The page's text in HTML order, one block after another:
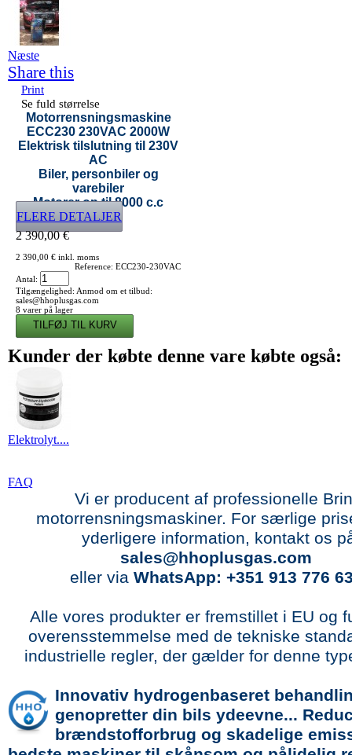
Næste
Share this
Print
Se fuld størrelse
Motorrensningsmaskine
ECC230 230VAC 2000W
Elektrisk tilslutning til 230V
AC
Biler, personbiler og
varebiler
Motorer op til 8000 c.c
FLERE DETALJER
2 390,00 €
2 390,00 € inkl. moms
Reference: ECC230-230VAC
Antal:
Tilgængelighed: Anmod om et tilbud:
sales@hhoplusgas.com
8 varer på lager
Kunder der købte denne vare købte også:
Elektrolyt....
FAQ
Vi er producent af professionelle
motorrensningsmaskiner. For særlige
yderligere information, kontakt os
sales@hhoplusgas.com
eller via WhatsApp: +351 913 776
Alle vores produkter er fremstillet i EU og
overensstemmelse med de tekniske
industrielle regler, der gælder for denne
Innovativ hydrogenbaseret
genopretter din bils ydeevne...
brændstofforbrug og skadelige